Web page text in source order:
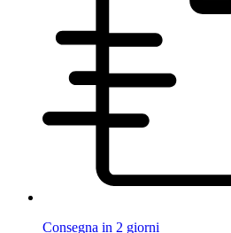
Consegna in 2 giorni